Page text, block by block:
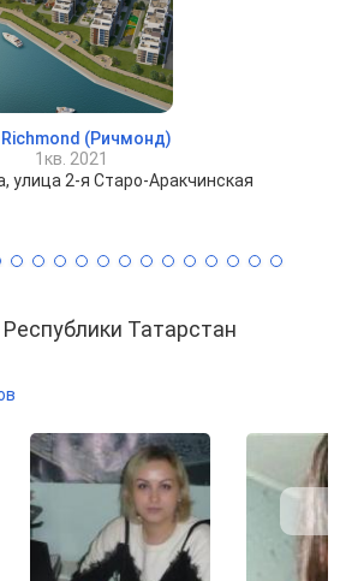
(Ричмонд)
1кв. 2021
улица 2-я Старо-Аракчинская
Татарстан